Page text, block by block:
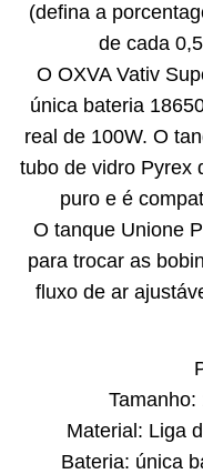
(defina a
de cada
O OXVA Vativ
única bateria
real de 100W. O
tubo de vidro Pyrex
puro e é
O tanque Unione
para trocar as
fluxo de ar
Material: Liga
Bateria: única